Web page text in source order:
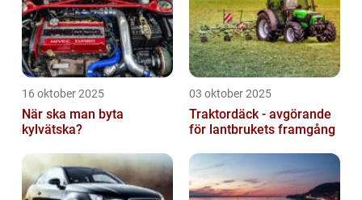
16 oktober 2025
När ska man byta
kylvätska?
03 oktober 2025
Traktordäck - avgörande
för lantbrukets framgång